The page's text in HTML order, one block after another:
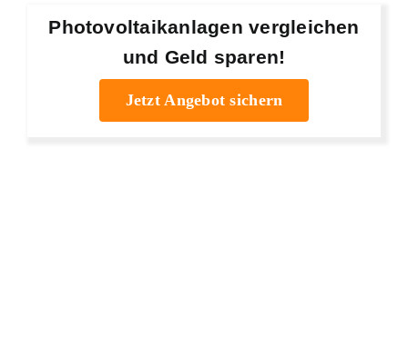
Photovoltaikanlagen vergleichen
und Geld sparen!
Jetzt Angebot sichern